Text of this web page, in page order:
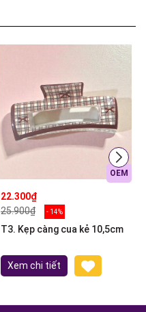
OEM
22.300₫
25.900₫
- 14%
T3. Kẹp càng cua kẻ 10,5cm
Xem chi tiết